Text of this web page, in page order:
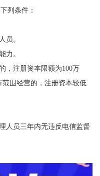
列条件：
员。
力。
，注册资本限额为100万
围经营的，注册资本较低
人员三年内无违反电信监督